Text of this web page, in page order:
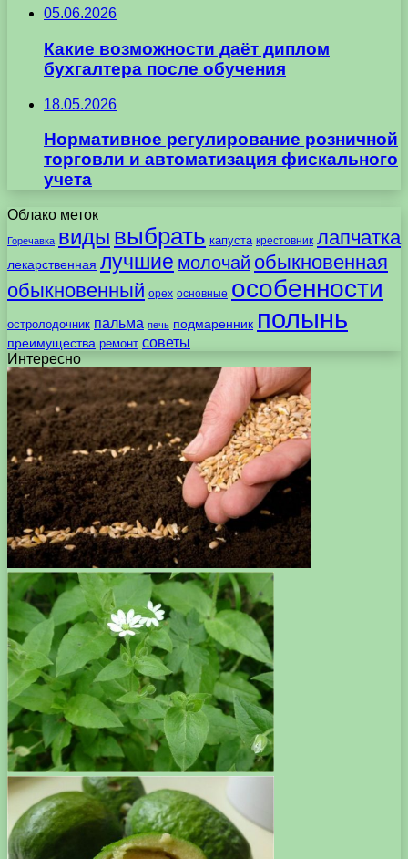
05.06.2026
Какие возможности даёт диплом
бухгалтера после обучения
18.05.2026
Нормативное регулирование розничной
торговли и автоматизация фискального
учета
Облако меток
Горечавка виды выбрать капуста крестовник лапчатка
лекарственная лучшие молочай обыкновенная
обыкновенный орех основные особенности
остролодочник пальма печь подмаренник полынь
преимущества ремонт советы
Интересно